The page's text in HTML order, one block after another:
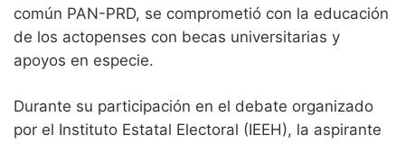
común PAN-PRD, se comprometió con la educación
de los actopenses con becas universitarias y
apoyos en especie.
Durante su participación en el debate organizado
por el Instituto Estatal Electoral (IEEH), la aspirante